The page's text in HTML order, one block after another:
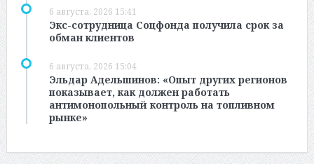
6 августа, 2026 15:41
Экс-сотрудница Соцфонда получила срок за
обман клиентов
6 августа, 2026 15:04
Эльдар Адельшинов: «Опыт других регионов
показывает, как должен работать
антимонопольный контроль на топливном
рынке»